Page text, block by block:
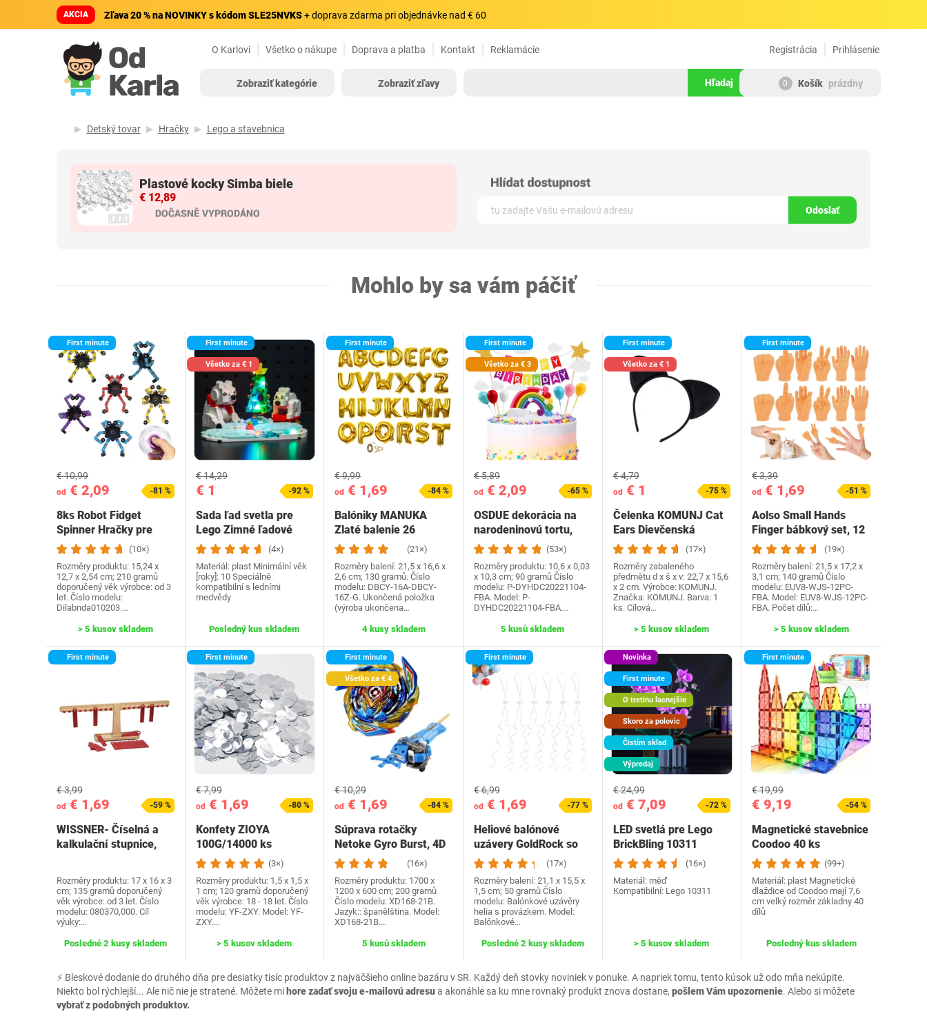
AKCIA Zľava 20 % na NOVINKY s kódom SLE25NVKS+ doprava zdarma pri objednávke nad € 60
O Karlovi Všetko o nákupe Doprava a platba Kontakt Reklamácie Prihlásenie
Registrácia
Zobraziť kategórie Zobraziť zľavy Hľadaj 0 Košík prázdny
Detský tovar Hračky Lego a stavebnica
Plastové kocky Simba biele
⚡ Bleskové dodanie do druhého dňa pre desiatky tisíc produktov z najväčšieho online bazáru v SR. Každý deň stovky noviniek v ponuke. A napriek tomu, tento kúsok už odo mňa nekúpite.
Niekto bol rýchlejší... Ale nič nie je stratené. Môžete mihore zadať svoju e-mailovú adresua akonáhle sa ku mne rovnaký produkt znova dostane, pošlem Vám upozornenie. Alebo si môžete
vybrať z podobných produktov.
€ 12,89
Odoslať
Mohlo by sa vám páčiť
First minute
od € 2,09
€ 10,99
-81 %
8ks Robot Fidget
Spinner Hračky pre
deti Dospelí, DIY…
(10×)
Rozměry produktu: 15,24 x
12,7 x 2,54 cm; 210 gramů
doporučený věk výrobce: od 3
let. Číslo modelu:
Dilabnda010203.…
> 5 kusov skladem
First minute
Všetko za € 1
€ 1
€ 14,29
-92 %
Sada ľad svetla pre
Lego Zimné ľadové
medvede 40571 (nie…
(4×)
Materiál: plast Minimální věk
[roky]: 10 Speciálně
kompatibilní s ledními
medvědy
Posledný kus skladem
First minute
od € 1,69
€ 9,99
-84 %
Balóniky MANUKA
Zlaté balenie 26
balónikov s
písmenami,…
(21×)
Rozměry balení: 21,5 x 16,6 x
2,6 cm; 130 gramů. Číslo
modelu: DBCY-16A-DBCY-
16Z-G. Ukončená položka
(výroba ukončena…
4 kusy skladem
First minute
Všetko za € 3
od€ 2,09
€ 5,89
-65 %
OSDUE dekorácia na
narodeninovú tortu,
dekorácia na… (53×)
Rozměry produktu: 10,6 x 0,03
x 10,3 cm; 90 gramů Číslo
modelu: P-DYHDC20221104-
FBA. Model: P-
DYHDC20221104-FBA.…
5 kusů skladem
First minute
Všetko za € 1
od€ 1
€ 4,79
-75 %
Čelenka KOMUNJ Cat
Ears Dievčenská
Dámska Čelenka na
párty…
(17×)
Rozměry zabaleného
předmětu d x š x v: 22,7 x 15,6
x 2 cm. Výrobce: KOMUNJ.
Značka: KOMUNJ. Barva: 1
ks. Cílová…
> 5 kusov skladem
First minute
od € 1,69
€ 3,39
-51 %
Aolso Small Hands
Finger bábkový set, 12
kusov Mini Ruky…
(19×)
Rozměry balení: 21,5 x 17,2 x
3,1 cm; 140 gramů Číslo
modelu: EUV8-WJS-12PC-
FBA. Model: EUV8-WJS-12PC-
FBA. Počet dílů:…
> 5 kusov skladem
First minute
od € 1,69
€ 3,99
-59 %
WISSNER- Číselná a
kalkulační stupnice,
Rozměry produktu: 17 x 16 x 3
cm; 135 gramů doporučený
věk výrobce: od 3 let. Číslo
modelu: 080370,000. Cíl
výuky:…
Posledné 2 kusy skladem
First minute
od€ 1,69
€ 7,99
-80 %
Konfety ZIOYA
100G/14000 ks
Strieborné konfety
trblietavé…
(3×)
Rozměry produktu: 1,5 x 1,5 x
1 cm; 120 gramů doporučený
věk výrobce: 18 - 18 let. Číslo
modelu: YF-ZXY. Model: YF-
ZXY.…
> 5 kusov skladem
First minute
Všetko za € 4
od € 1,69
€ 10,29
-84 %
Súprava rotačky
Netoke Gyro Burst, 4D
Metal Fusion Fighting…
(16×)
Rozměry produktu: 1700 x
1200 x 600 cm; 200 gramů
Číslo modelu: XD168-21B.
Jazyk:: španělština. Model:
XD168-21B.…
5 kusů skladem
First minute
od€ 1,69
€ 6,99
-77 %
Heliové balónové
uzávery GoldRock so
šnúrou, Balenie 50…
(17×)
Rozměry balení: 21,1 x 15,5 x
1,5 cm; 50 gramů Číslo
modelu: Balónkové uzávěry
helia s provázkem. Model:
Balónkové…
Posledné 2 kusy skladem
Novinka
First minute
O tretinu lacnejšie
Skoro za polovic
Čistím sklad
Výpredaj
od€ 7,09
€ 24,99
-72 %
LED svetlá pre Lego
BrickBling 10311
(16×)
Materiál: měď
Kompatibilní: Lego 10311
> 5 kusov skladem
First minute
€ 9,19
€ 19,99
-54 %
Magnetické stavebnice
Coodoo 40 ks
(99+)
Materiál: plast Magnetické
dlaždice od Coodoo mají 7,6
cm velký rozměr základny 40
dílů
Posledný kus skladem